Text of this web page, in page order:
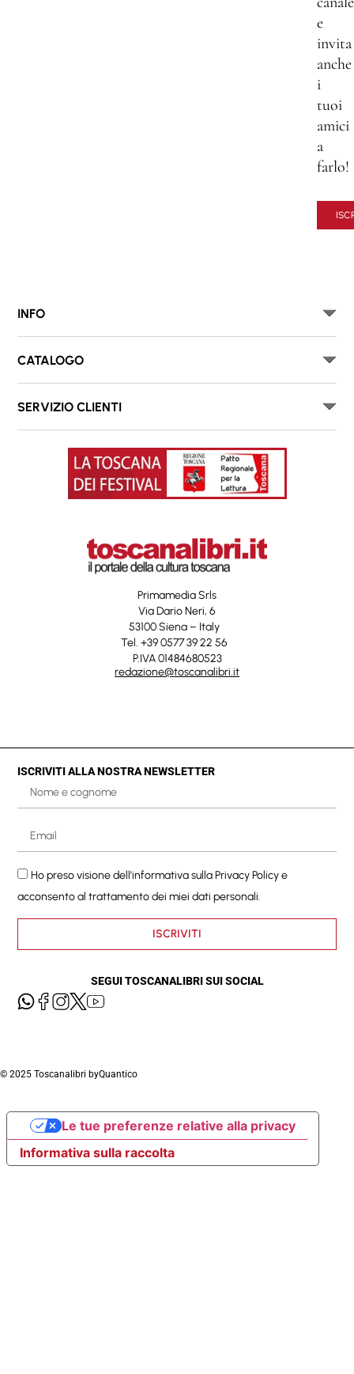
e
invita
anche
i
tuoi
amici
a
farlo!
INFO
CATALOGO
SERVIZIO CLIENTI
Primamedia Srls
Via Dario Neri, 6
53100 Siena – Italy
Tel. +39 0577 39 22 56
P.IVA 01484680523
redazione@toscanalibri.it
ISCRIVITI ALLA NOSTRA NEWSLETTER
Ho preso visione dell'informativa sullaPrivacy Policye
acconsento al trattamento dei miei dati personali.
ISCRIVITI
SEGUI TOSCANALIBRI SUI SOCIAL
© 2025 Toscanalibri byQuantico
Informativa sulla raccolta
Le tue preferenze relative alla privacy